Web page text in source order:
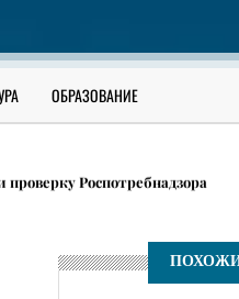
ОБРАЗОВАНИЕ
Роспотребнадзора
аккаунты на